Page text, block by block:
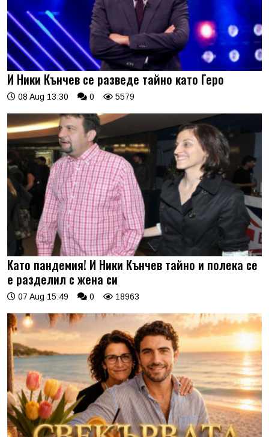
И Ники Кънчев се разведе тайно като Геро
08 Aug 13:30 0 5579
Като пандемия! И Ники Кънчев тайно и полека се
е разделил с жена си
07 Aug 15:49 0 18963